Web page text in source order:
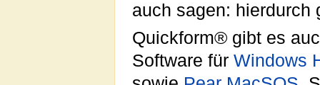
auch sagen: hierdurch
Quickform® gibt es
Software für Windows